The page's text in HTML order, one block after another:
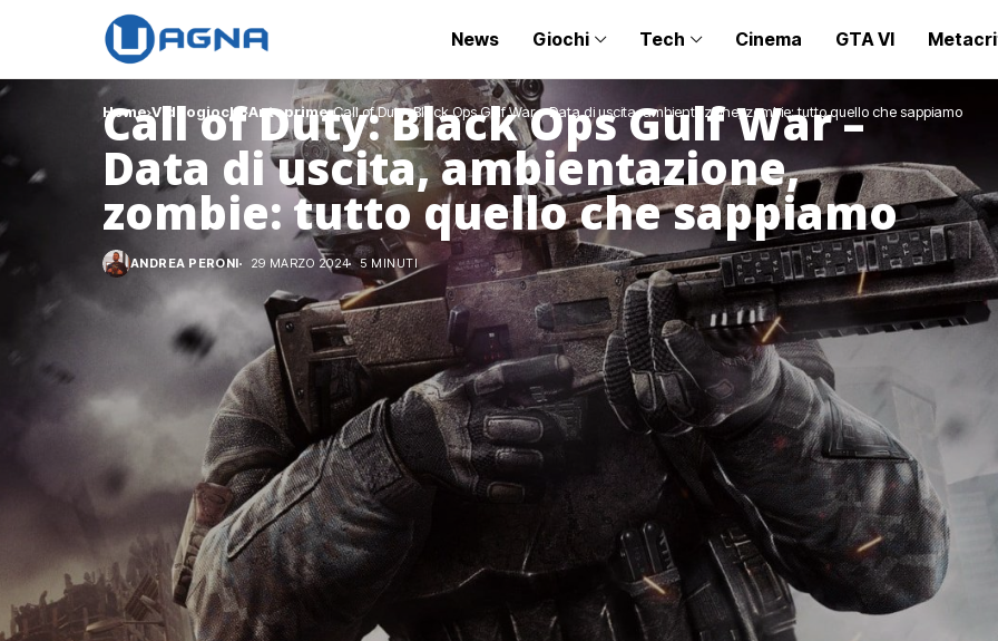
News Giochi Tech Cinema GTA VI
Home Videogiochi Anteprime Call of Duty: Black Ops Gulf War – Data di uscita, ambientazione, zombie: tutto quello che sappiamo
Call of Duty: Black Ops Gulf War –
Data di uscita, ambientazione,
zombie: tutto quello che sappiamo
ANDREA PERONI 29 MARZO 2024 5 MINUTI